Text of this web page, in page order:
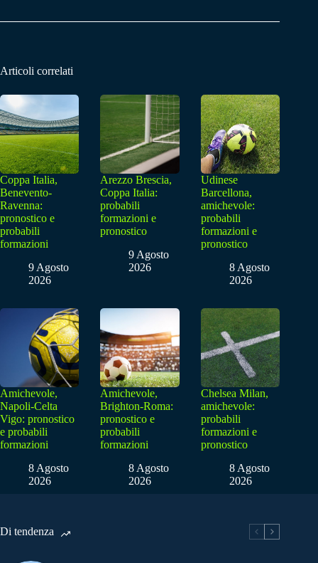
Articoli correlati
Coppa Italia,
Benevento-
Ravenna:
pronostico e
probabili
formazioni
9 Agosto
2026
Arezzo Brescia,
Coppa Italia:
probabili
formazioni e
pronostico
9 Agosto
2026
Udinese
Barcellona,
amichevole:
probabili
formazioni e
pronostico
8 Agosto
2026
Amichevole,
Napoli-Celta
Vigo: pronostico
e probabili
formazioni
8 Agosto
2026
Amichevole,
Brighton-Roma:
pronostico e
probabili
formazioni
8 Agosto
2026
Chelsea Milan,
amichevole:
probabili
formazioni e
pronostico
8 Agosto
2026
Di tendenza